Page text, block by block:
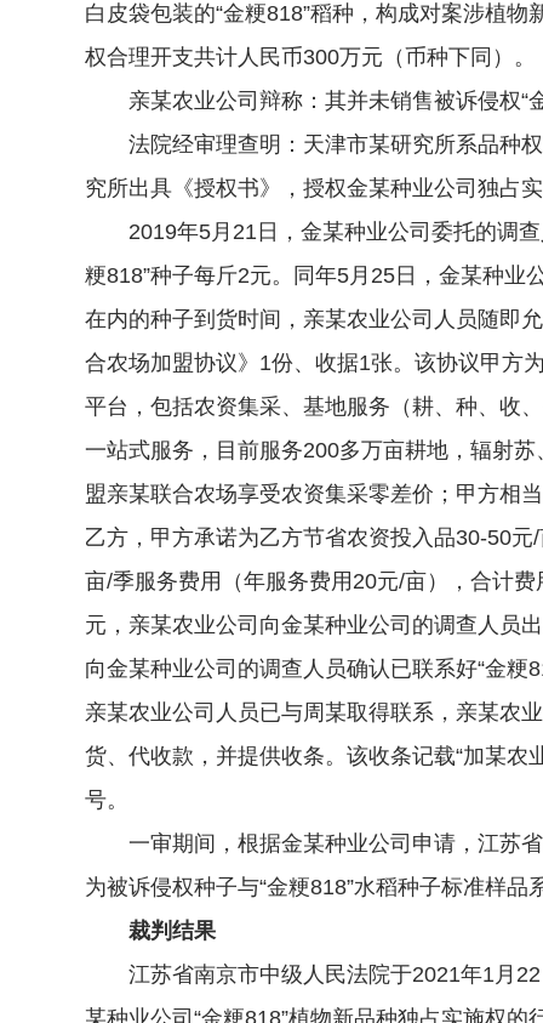
白皮袋包装的“金粳818”稻种，构成对案涉植
权合理开支共计人民币300万元（币种下同）。
亲某农业公司辩称：其并未销售被诉侵权“
法院经审理查明：天津市某研究所系品种权
究所出具《授权书》，授权金某种业公司独占
2019年5月21日，金某种业公司委托的调查
粳818”种子每斤2元。同年5月25日，金某种业
在内的种子到货时间，亲某农业公司人员随即
合农场加盟协议》1份、收据1张。该协议甲方
平台，包括农资集采、基地服务（耕、种、收
一站式服务，目前服务200多万亩耕地，辐射
盟亲某联合农场享受农资集采零差价；甲方相
乙方，甲方承诺为乙方节省农资投入品30-50
亩/季服务费用（年服务费用20元/亩），合计
元，亲某农业公司向金某种业公司的调查人员
向金某种业公司的调查人员确认已联系好“金粳
亲某农业公司人员已与周某取得联系，亲某农
货、代收款，并提供收条。该收条记载“加某
号。
一审期间，根据金某种业公司申请，江苏省
为被诉侵权种子与“金粳818”水稻种子标准样品
裁判结果
江苏省南京市中级人民法院于2021年1月22
某种业公司“金粳818”植物新品种独占实施权